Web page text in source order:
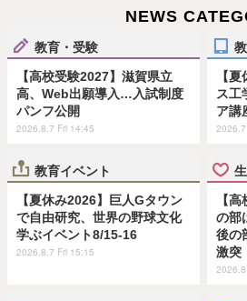
NEWS
教育・受験
【高校受験2027】滋賀県立
高、Web出願導入…入試制度
パンフ公開
2026.8.7 Fri 14:45
【
ス工
ア講
教育イベント
【夏休み2026】巨人Gタウン
で自由研究、世界の野球文化
学ぶイベント8/15-16
2026.8.7 Fri 15:15
【
の部
後の
激突